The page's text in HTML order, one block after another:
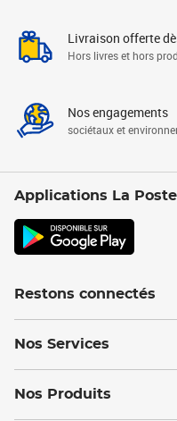
Livraison offerte
Hors livres et hors
Nos engagements
sociétaux et
Applications La Poste
Restons connectés
Nos Services
Nos Produits